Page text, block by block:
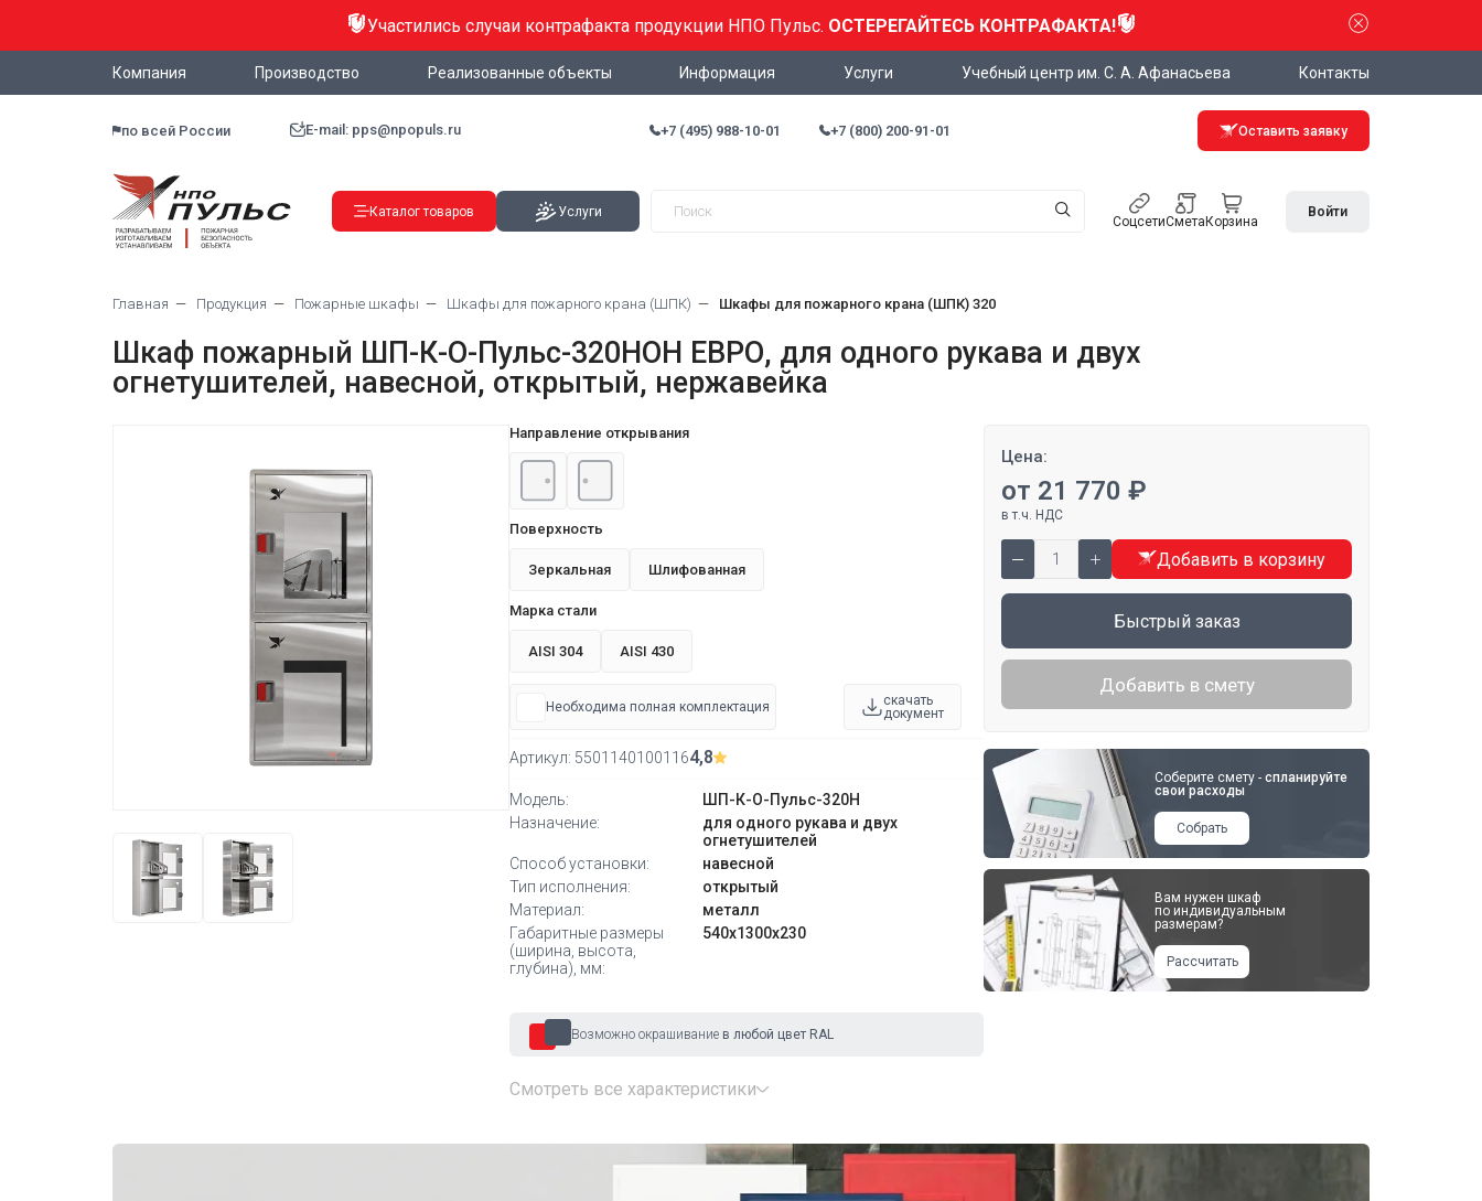
Участились случаи контрафакта продукции НПО Пульс. ОСТЕРЕГАЙТЕСЬ КОНТРАФАКТА!
Компания Производство Реализованные объекты Информация Услуги Учебный центр им. С. А. Афанасьева Контакты
по всей России E-mail: pps@npopuls.ru +7 (495) 988-10-01 +7 (800) 200-91-01 Оставить заявку
Каталог товаров Услуги
СоцсетиСмета Корзина
Войти
Главная Продукция Пожарные шкафы Шкафы для пожарного крана (ШПК) Шкафы для пожарного крана (ШПК) 320
Шкаф пожарный ШП-К-О-Пульс-320НОН ЕВРО, для одного рукава и двух
огнетушителей, навесной, открытый, нержавейка
Направление открывания
Поверхность
Зеркальная Шлифованная
Марка стали
AISI 304 AISI 430
Необходима полная комплектация
скачать
документ
Артикул: 55011401001164,8
Модель:
ШП-К-О-Пульс-320Н
Назначение:
для одного рукава и двух
огнетушителей
Способ установки:
навесной
Тип исполнения:
открытый
Материал:
металл
Габаритные размеры
(ширина, высота,
глубина), мм:
540х1300х230
Возможно окрашивание в любой цвет RAL
Смотреть все характеристики
Цена:
от 21 770 ₽
в т.ч. НДС
Добавить в корзину
Быстрый заказ
Добавить в смету
Соберите смету - спланируйте
свои расходы
Собрать
Вам нужен шкаф
по индивидуальным
размерам?
Рассчитать